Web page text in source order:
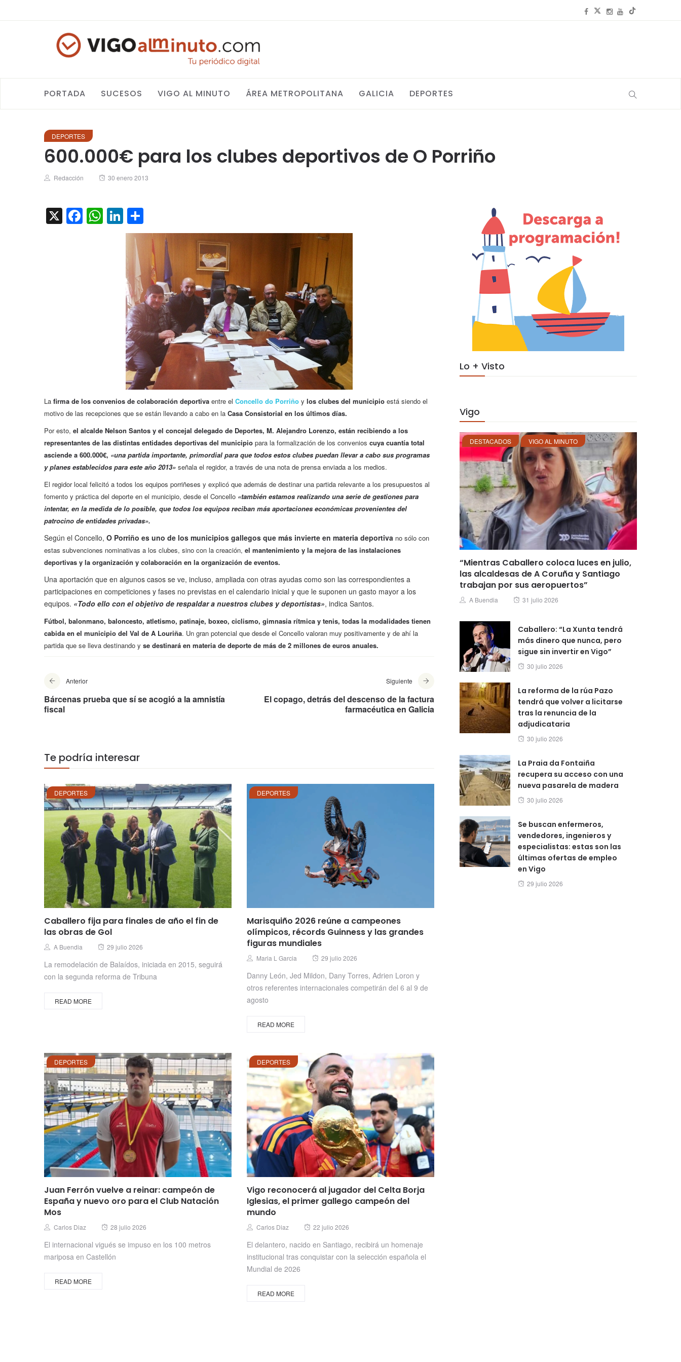
PORTADA SUCESOS VIGO AL MINUTO ÁREA METROPOLITANA GALICIA DEPORTES
DEPORTES
600.000€ para los clubes deportivos de O Porriño
Author
Redacción
Posted
30 enero 2013
X Facebook
WhatsApp
LinkedIn
La firma de los convenios de colaboración deportiva entre el Concello do Porriño y los clubes del municipio está siendo el
motivo de las recepciones que se están llevando a cabo en la Casa Consistorial en los últimos días.
Por esto, el alcalde Nelson Santos y el concejal delegado de Deportes, M. Alejandro Lorenzo, están recibiendo a los
representantes de las distintas entidades deportivas del municipio para la formalización de los convenios cuya cuantía total
asciende a 600.000€, «una partida importante, primordial para que todos estos clubes puedan llevar a cabo sus programas
y planes establecidos para este año 2013» señala el regidor, a través de una nota de prensa enviada a los medios.
El regidor local felicitó a todos los equipos porriñeses y explicó que además de destinar una partida relevante a los presupuestos al
fomento y práctica del deporte en el municipio, desde el Concello «también estamos realizando una serie de gestiones para
intentar, en la medida de lo posible, que todos los equipos reciban más aportaciones económicas provenientes del
patrocino de entidades privadas».
Según el Concello, O Porriño es uno de los municipios gallegos que más invierte en materia deportiva no sólo con
estas subvenciones nominativas a los clubes, sino con la creación, el mantenimiento y la mejora de las instalaciones
deportivas y la organización y colaboración en la organización de eventos.
Una aportación que en algunos casos se ve, incluso, ampliada con otras ayudas como son las correspondientes a
participaciones en competiciones y fases no previstas en el calendario inicial y que le suponen un gasto mayor a los
equipos. «Todo ello con el objetivo de respaldar a nuestros clubes y deportistas», indica Santos.
Fútbol, balonmano, baloncesto, atletismo, patinaje, boxeo, ciclismo, gimnasia rítmica y tenis, todas la modalidades tienen
cabida en el municipio del Val de A Louriña. Un gran potencial que desde el Concello valoran muy positivamente y de ahí la
partida que se lleva destinando y se destinará en materia de deporte de más de 2 millones de euros anuales.
Anterior
Bárcenas prueba que sí se acogió a la amnistía
fiscal
Siguiente
El copago, detrás del descenso de la factura
farmacéutica en Galicia
Te podría interesar
DEPORTES
Caballero fija para finales de año el fin de
las obras de Gol
Author
A Buendia
Posted
29 julio 2026
La remodelación de Balaídos, iniciada en 2015, seguirá
con la segunda reforma de Tribuna
READ MORE
DEPORTES
Marisquiño 2026 reúne a campeones
olímpicos, récords Guinness y las grandes
figuras mundiales
Author
Maria L Garcia
Posted
29 julio 2026
Danny León, Jed Mildon, Dany Torres, Adrien Loron y
otros referentes internacionales competirán del 6 al 9 de
agosto
READ MORE
DEPORTES
Juan Ferrón vuelve a reinar: campeón de
España y nuevo oro para el Club Natación
Mos
Author
Carlos Diaz
Posted
28 julio 2026
El internacional vigués se impuso en los 100 metros
mariposa en Castellón
READ MORE
DEPORTES
Vigo reconocerá al jugador del Celta Borja
Iglesias, el primer gallego campeón del
mundo
Author
Carlos Diaz
Posted
22 julio 2026
El delantero, nacido en Santiago, recibirá un homenaje
institucional tras conquistar con la selección española el
Mundial de 2026
READ MORE
Lo + Visto
Vigo
DESTACADOS VIGO AL MINUTO
“Mientras Caballero coloca luces en julio,
las alcaldesas de A Coruña y Santiago
trabajan por sus aeropuertos”
Author
A Buendia
Posted
31 julio 2026
Caballero: “La Xunta tendrá
más dinero que nunca, pero
sigue sin invertir en Vigo”
Posted
30 julio 2026
La reforma de la rúa Pazo
tendrá que volver a licitarse
tras la renuncia de la
adjudicataria
Posted
30 julio 2026
La Praia da Fontaiña
recupera su acceso con una
nueva pasarela de madera
Posted
30 julio 2026
Se buscan enfermeros,
vendedores, ingenieros y
especialistas: estas son las
últimas ofertas de empleo
en Vigo
Posted
29 julio 2026